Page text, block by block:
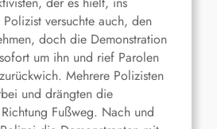
versuchte auch, den
doch die Demonstration
um ihn und rief Parolen
Mehrere Polizisten
und drängten die
Fußweg. Nach und